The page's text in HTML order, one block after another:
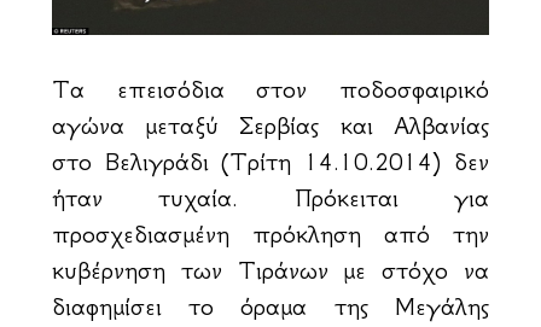
Τα επεισόδια στον ποδοσφαιρικό
αγώνα μεταξύ Σερβίας και Αλβανίας
στο Βελιγράδι (Τρίτη 14.10.2014) δεν
ήταν τυχαία. Πρόκειται για
προσχεδιασμένη πρόκληση από την
κυβέρνηση των Τιράνων με στόχο να
διαφημίσει το όραμα της Μεγάλης